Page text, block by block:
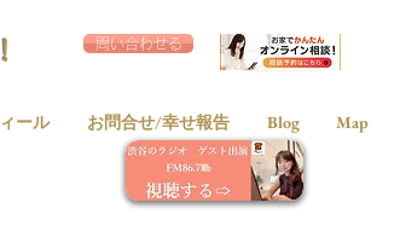
問い合わせる
ール お問合せ/幸せ報告 Blog Map